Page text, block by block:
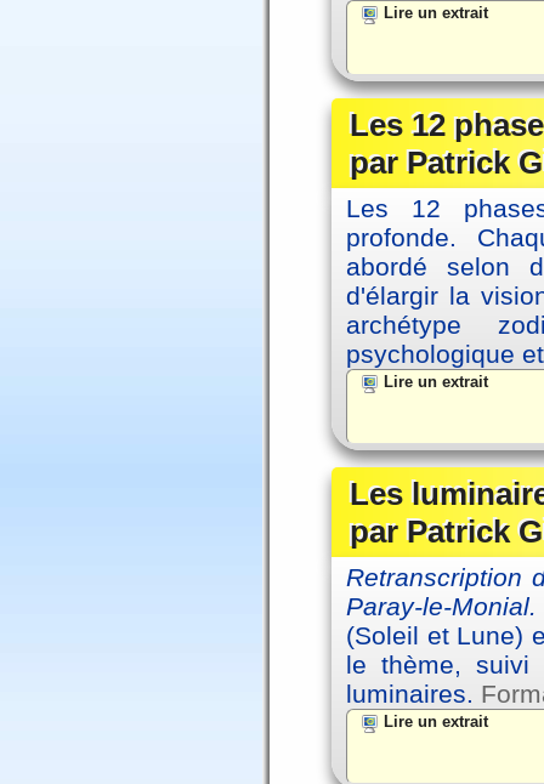
Lire un extrait
Les 12
par Patrick
Les 12
profonde.
abordé selon
d'élargir la
archétype
psychologique
Lire un extrait
Les
par Patrick
Retranscription
Paray-le-Monial.
(Soleil et Lune)
le thème, suivi
luminaires.
Lire un extrait